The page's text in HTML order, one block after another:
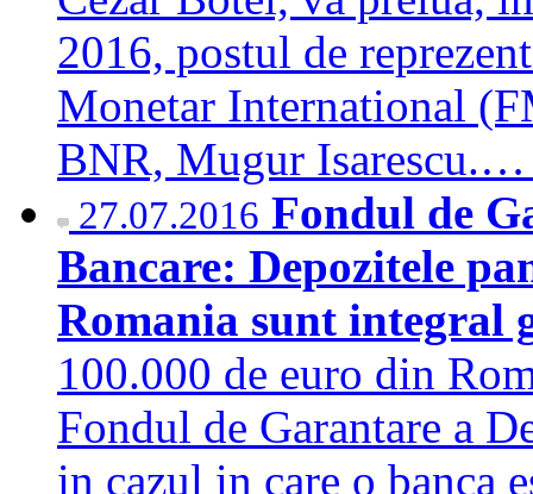
2016, postul de
Monetar International
BNR, Mugur
27.07.2016 Fondul de
Bancare: Depozitele
Romania sunt integral
100.000 de euro din
Fondul de Garantare a
in cazul in care o banca